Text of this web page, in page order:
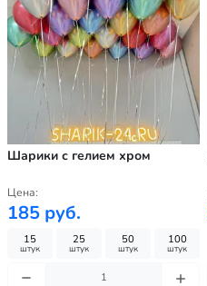
Шарики с гелием хром
Цена:
185 руб.
15
штук
25
штук
50
штук
100
штук